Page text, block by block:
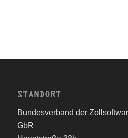
STANDORT
Bundesverband der
GbR